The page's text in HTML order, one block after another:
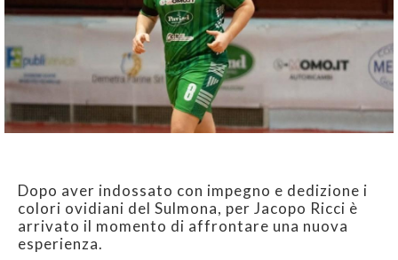
Dopo aver indossato con impegno e dedizione i
colori ovidiani del Sulmona, per Jacopo Ricci è
arrivato il momento di affrontare una nuova
esperienza.